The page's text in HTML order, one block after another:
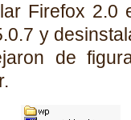
Firefox 2.0
y
de